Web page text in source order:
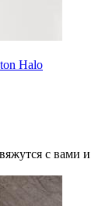
Halo
с вами и